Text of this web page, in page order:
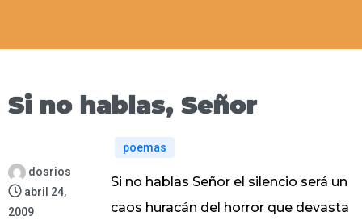
Si no hablas, Señor
dosrios
abril 24,
2009
poemas
Si no hablas Señor el silencio será un
caos huracán del horror que devasta